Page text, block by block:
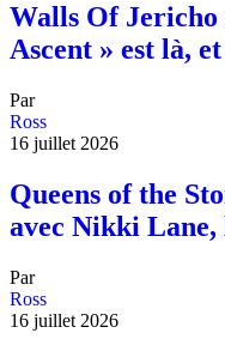
Walls Of Jericho
Ascent » est là,
Par
Ross
16 juillet 2026
Queens of the
avec Nikki Lane,
Par
Ross
16 juillet 2026